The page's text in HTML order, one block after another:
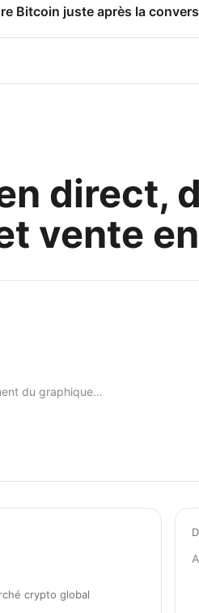
Bitcoin juste après la
direct,
vente
du graphique…
crypto global